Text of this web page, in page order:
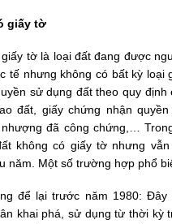
giấy tờ
tờ là loại đất đang được
tế nhưng không có bất kỳ loại
sử dụng đất theo quy định
đất, giấy chứng nhận
đã công chứng,…
không có giấy tờ nhưng
năm. Một số trường hợp phổ
để lại trước năm 1980: Đây
khai phá, sử dụng từ thời kỳ